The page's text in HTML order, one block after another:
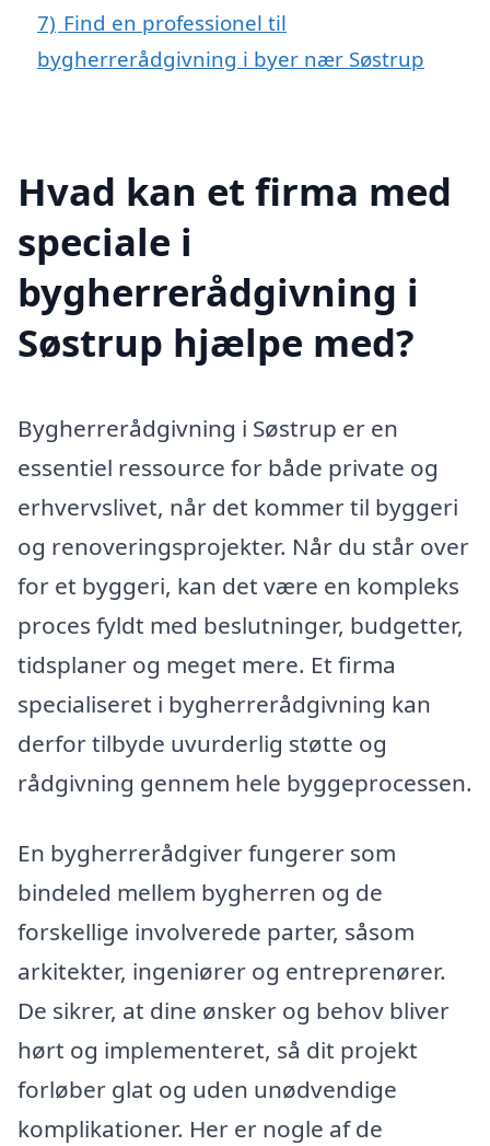
7) Find en professionel til
bygherrerådgivning i byer nær Søstrup
Hvad kan et firma med
speciale i
bygherrerådgivning i
Søstrup hjælpe med?
Bygherrerådgivning i Søstrup er en
essentiel ressource for både private og
erhvervslivet, når det kommer til byggeri
og renoveringsprojekter. Når du står over
for et byggeri, kan det være en kompleks
proces fyldt med beslutninger, budgetter,
tidsplaner og meget mere. Et firma
specialiseret i bygherrerådgivning kan
derfor tilbyde uvurderlig støtte og
rådgivning gennem hele byggeprocessen.
En bygherrerådgiver fungerer som
bindeled mellem bygherren og de
forskellige involverede parter, såsom
arkitekter, ingeniører og entreprenører.
De sikrer, at dine ønsker og behov bliver
hørt og implementeret, så dit projekt
forløber glat og uden unødvendige
komplikationer. Her er nogle af de